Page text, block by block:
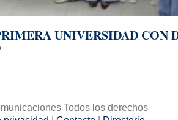
UNIVERSIDAD CON
Todos los derechos